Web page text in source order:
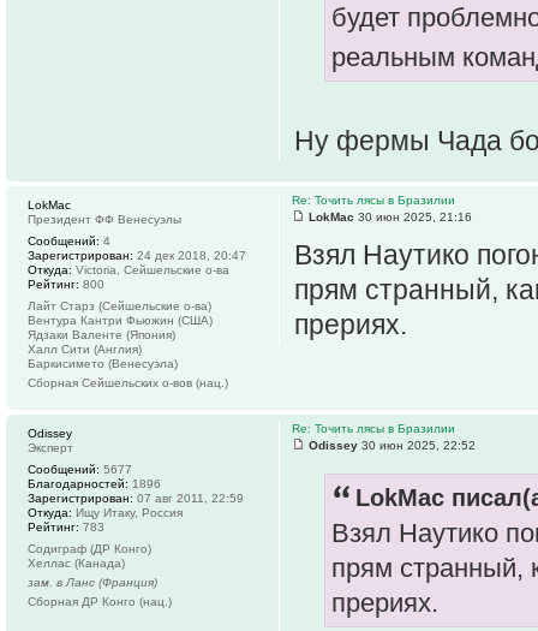
будет
реальным
Ну фермы Чада
Re: Точить лясы в Бразилии
LokMac 30 июн 2025, 21:16
Взял Наутико
прям странный,
прериях.
LokMac
Президент ФФ Венесуэлы
Сообщений: 4
Зарегистрирован: 24 дек 2018, 20:47
Откуда: Victoria, Сейшельские о-ва
Рейтинг: 800
Лайт Старз (Сейшельские о-ва)
Вентура Кантри Фьюжин (США)
Ядзаки Валенте (Япония)
Халл Сити (Англия)
Баркисимето (Венесуэла)
Сборная Сейшельских о-вов (нац.)
Re: Точить лясы в Бразилии
Odissey 30 июн 2025, 22:52
LokMac
Взял Наутико
прям странный,
прериях.
Odissey
Эксперт
Сообщений: 5677
Благодарностей: 1896
Зарегистрирован: 07 авг 2011, 22:59
Откуда: Ищу Итаку, Россия
Рейтинг: 783
Содиграф (ДР Конго)
Хеллас (Канада)
зам. в Ланс (Франция)
Сборная ДР Конго (нац.)